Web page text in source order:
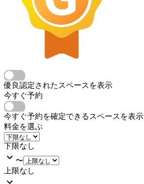
優良認定されたスペースを表示
今すぐ予約
今すぐ予約を確定できるスペースを表示
料金を選ぶ
下限なし
〜
上限なし